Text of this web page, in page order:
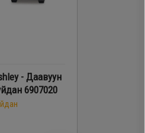
- Даавуун
6907020